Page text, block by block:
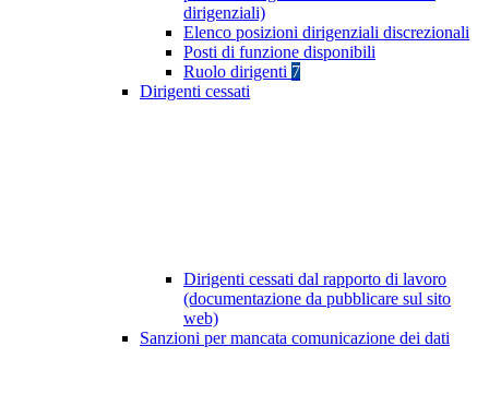
dirigenziali)
Elenco posizioni dirigenziali discrezionali
Posti di funzione disponibili
Ruolo dirigenti 7
Dirigenti cessati
Dirigenti cessati dal rapporto di lavoro
(documentazione da pubblicare sul sito
web)
Sanzioni per mancata comunicazione dei dati